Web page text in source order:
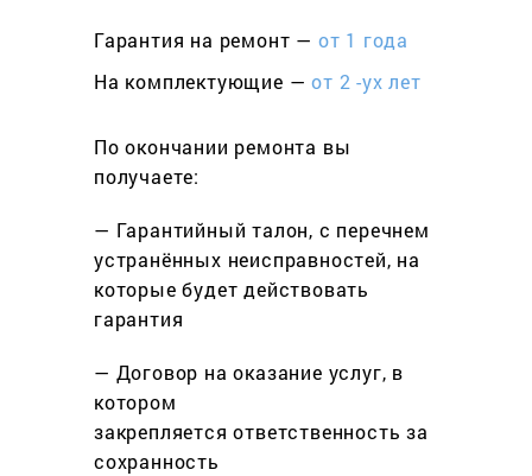
Гарантия на ремонт — от 1 года
На комплектующие —от 2 -ух лет
По окончании ремонта вы
получаете:
— Гарантийный талон, с перечнем
устранённых неисправностей, на
которые будет действовать
гарантия
— Договор на оказание услуг, в
котором
закрепляется ответственность за
сохранность